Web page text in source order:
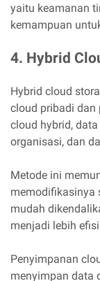
yaitu keamanan
kemampuan
4. Hybrid
Hybrid cloud
cloud pribadi dan
cloud hybrid,
organisasi, dan
Metode ini
memodifikasinya
mudah
menjadi lebih
Penyimpanan
menyimpan data